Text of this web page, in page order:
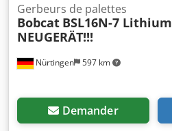
Nürtingen 597 km
Gerbeurs de palettes
Bobcat BSL16N-7 Lithium
NEUGERÄT!!!
Demander